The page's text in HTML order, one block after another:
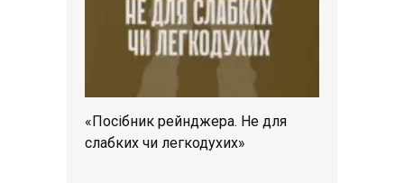
«Посібник рейнджера. Не для
слабких чи легкодухих»